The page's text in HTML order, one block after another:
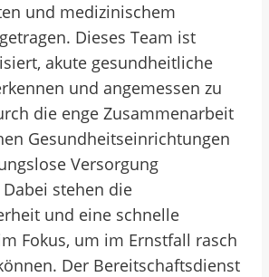
und medizinischem
Dieses Team ist
akute gesundheitliche
und angemessen zu
die enge Zusammenarbeit
Gesundheitseinrichtungen
Versorgung
stehen die
und eine schnelle
Fokus, um im Ernstfall rasch
Der Bereitschaftsdienst